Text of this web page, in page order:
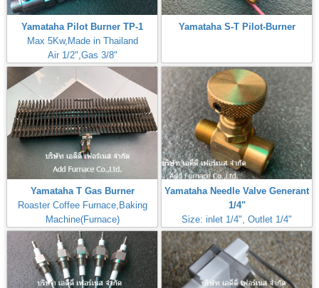
Yamataha Pilot Burner TP-1
Max 5Kw,Made in Thailand
Air 1/2",Gas 3/8"
Yamataha S-T Pilot-Burner
Yamataha T Gas Burner
Roaster Coffee Furnace,Baking
Machine(Furnace)
Yamataha Needle Valve Generant
1/4"
Size: inlet 1/4", Outlet 1/4"
Max Inlet
Pressure:50PSI(3,5Bar,350kPa)